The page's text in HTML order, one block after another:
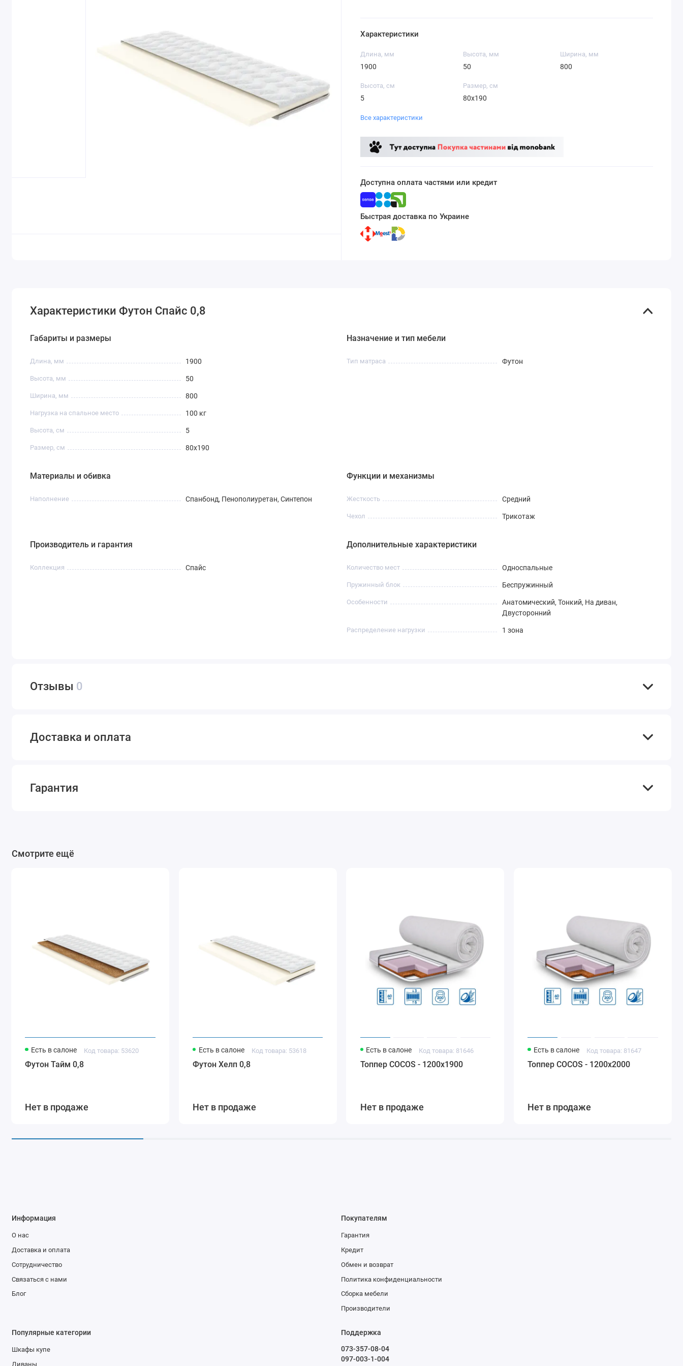
Характеристики
Длина, мм
1900
Высота, мм
50
Ширина, мм
800
Высота, см
5
Размер, см
80x190
Все характеристики
Доступна оплата частями или кредит
Быстрая доставка по Украине
Характеристики Футон Спайс 0,8
Габариты и размеры
Длина, мм 1900
Высота, мм 50
Ширина, мм 800
Нагрузка на спальное место 100 кг
Высота, см 5
Размер, см 80x190
Назначение и тип мебели
Тип матраса Футон
Материалы и обивка
Наполнение Спанбонд, Пенополиуретан, Синтепон
Функции и механизмы
Жесткость Средний
Чехол Трикотаж
Производитель и гарантия
Коллекция Спайс
Дополнительные характеристики
Количество мест Односпальные
Пружинный блок Беспружинный
Особенности
Анатомический, Тонкий, На диван,
Двусторонний
Распределение нагрузки 1 зона
Отзывы 0
Доставка и оплата
Гарантия
Смотрите ещё
Есть в салоне Код товара: 53620
Футон Тайм 0,8
Нет в продаже
Есть в салоне Код товара: 53618
Футон Хелп 0,8
Нет в продаже
Есть в салоне Код товара: 81646
Топпер COCOS - 1200х1900
Нет в продаже
Есть в салоне Код товара: 81647
Топпер COCOS - 1200х2000
Нет в продаже
Информация
О нас
Доставка и оплата
Сотрудничество
Связаться с нами
Блог
Покупателям
Гарантия
Кредит
Обмен и возврат
Политика конфиденциальности
Сборка мебели
Производители
Популярные категории
Шкафы купе
Диваны
Поддержка
073-357-08-04
097-003-1-004